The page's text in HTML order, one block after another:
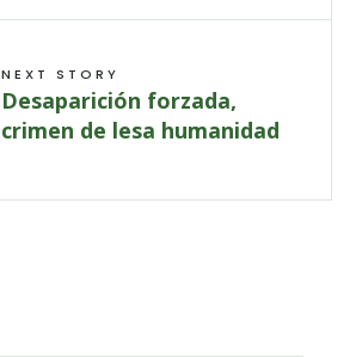
NEXT STORY
Desaparición forzada,
crimen de lesa humanidad